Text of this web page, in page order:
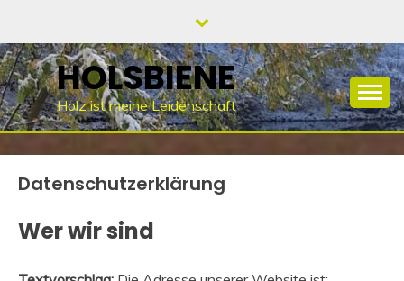
content
HOLSBIENE
Holz ist meine Leidenschaft
Datenschutzerklärung
Wer wir sind